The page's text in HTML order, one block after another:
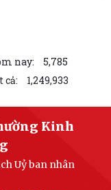
nay:
5,785
cả: 1,249,933
Kinh
Uỷ ban nhân